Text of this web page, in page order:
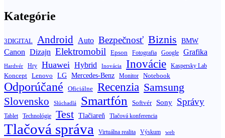
Kategórie
3DIGITAL Android Auto Bezpečnosť Biznis BMW
Canon Dizajn Elektromobil Epson Fotografia Google Grafika
Hardvér Hry Huawei Hybrid Inovácia Inovácie Kaspersky Lab
Koncept Lenovo LG Mercedes-Benz Monitor Notebook
Odporúčané Oficiálne Recenzia Samsung
Slovensko Slúchadlá Smartfón Softvér Sony Správy
Tablet Technológie Test Tlačiareň Tlačová konferencia
Tlačová správa Virtuálna realita Výskum web